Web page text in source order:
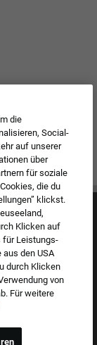
die
Social-
auf unserer
über
für soziale
die du
klickst.
Klicken auf
für Leistungs-
den USA
durch Klicken
von
Für weitere